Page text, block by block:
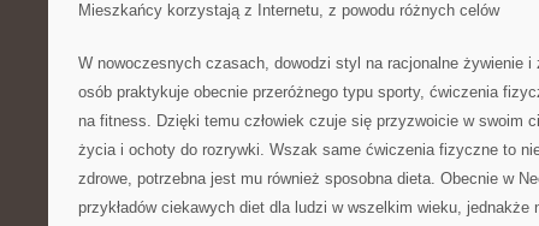
Mieszkańcy korzystają z Internetu, z powodu różnych celów
W nowoczesnych czasach, dowodzi styl na racjonalne żywienie
osób praktykuje obecnie przeróżnego typu sporty, ćwiczenia
na fitness. Dzięki temu człowiek czuje się przyzwoicie w swoim
życia i ochoty do rozrywki. Wszak same ćwiczenia fizyczne to
zdrowe, potrzebna jest mu również sposobna dieta. Obecnie w
przykładów ciekawych diet dla ludzi w wszelkim wieku, jednakże